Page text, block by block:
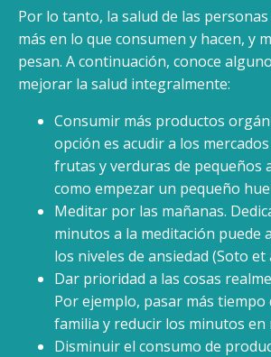
Por lo tanto, la salud de las
más en lo que consumen y hacen, y
pesan. A continuación, conoce
mejorar la salud integralmente:
Consumir más productos
opción es acudir a los
frutas y verduras de pequeños
como empezar un pequeño
Meditar por las mañanas.
minutos a la meditación puede
los niveles de ansiedad (Soto et
Dar prioridad a las cosas
Por ejemplo, pasar más tiempo
familia y reducir los minutos en
Disminuir el consumo de